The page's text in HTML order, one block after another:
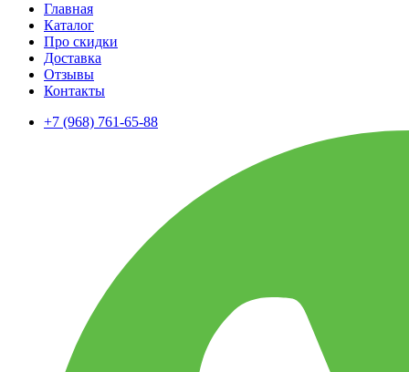
Главная
Каталог
Про скидки
Доставка
Отзывы
Контакты
+7 (968) 761-65-88